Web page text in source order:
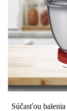
Súčasťou balenia